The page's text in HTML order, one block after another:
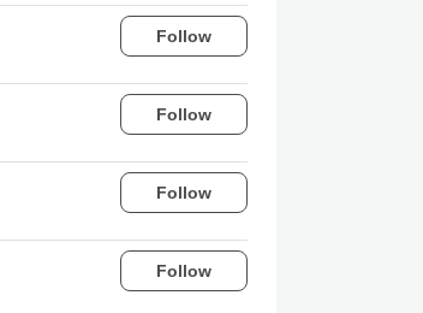
Follow
Follow
Follow
Follow